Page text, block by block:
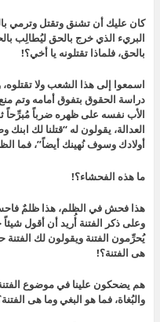
كان عليك أن تشنق وتقتل
البريء الذي خرج بالحق ليُطالِب
بالحق، فلماذا تقتلونه يا أخي؟!
اسمعوا إلى هذا الشعب ولا تقتلوه،
دراسة الحقوق بتفوق أمامه وتم
الأب نفسه على ظهره ضرباً مُبرِّحاً
العدالة، يقولون له “قتلنا لك
أولادك وسوف نُهينك أيضاً”، فما
ما هذه الفحشاء؟!
هذا فحش في الظلم، هذا ظلمٌ
وعلى ذكر الفتنة أُريد أن أقول
يُحرِّمون الفتنة ويقولون لك
هى الفتنة؟!
هم يضحكون علينا في موضوع
والبُغاة، فما هو البغي وما هى